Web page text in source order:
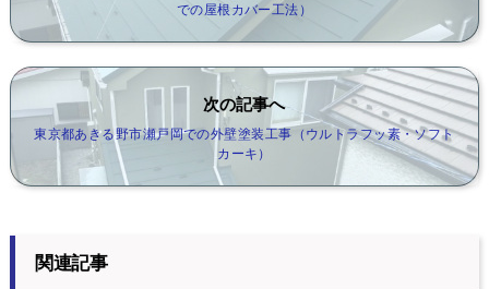
での屋根カバー工法）
次の記事へ
東京都あきる野市瀬戸岡での外壁塗装工事（ウルトラフッ素・ソフト
カーキ）
関連記事